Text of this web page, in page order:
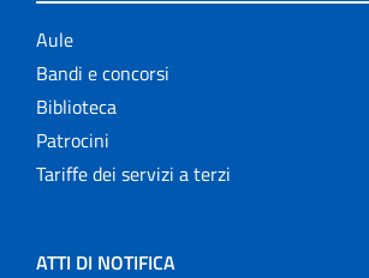
Aule
Bandi e concorsi
Biblioteca
Patrocini
Tariffe dei servizi a terzi
ATTI DI NOTIFICA